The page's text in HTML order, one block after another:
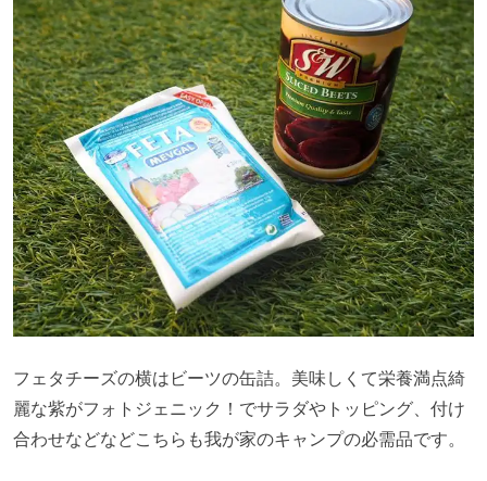
フェタチーズの横はビーツの缶詰。美味しくて栄養満点綺
麗な紫がフォトジェニック！でサラダやトッピング、付け
合わせなどなどこちらも我が家のキャンプの必需品です。